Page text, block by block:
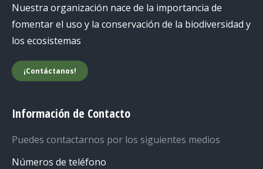
Nuestra organización nace de la importancia de
fomentar el uso y la conservación de la biodiversidad y
los ecosistemas
¡Contáctanos!
Información de Contacto
Puedes contactarnos por los siguientes medios
Números de teléfono